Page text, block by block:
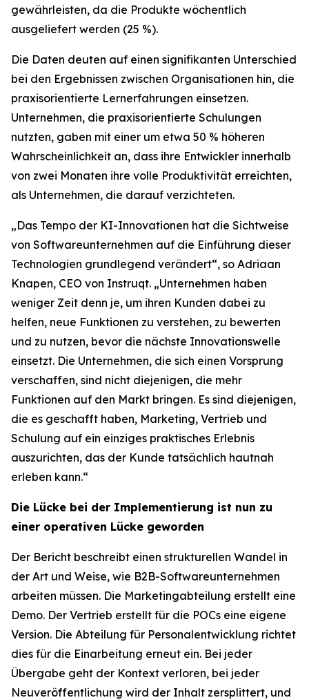
gewährleisten, da die Produkte wöchentlich
ausgeliefert werden (25 %).
Die Daten deuten auf einen signifikanten Unterschied
bei den Ergebnissen zwischen Organisationen hin, die
praxisorientierte Lernerfahrungen einsetzen.
Unternehmen, die praxisorientierte Schulungen
nutzten, gaben mit einer um etwa 50 % höheren
Wahrscheinlichkeit an, dass ihre Entwickler innerhalb
von zwei Monaten ihre volle Produktivität erreichten,
als Unternehmen, die darauf verzichteten.
„Das Tempo der KI-Innovationen hat die Sichtweise
von Softwareunternehmen auf die Einführung dieser
Technologien grundlegend verändert“, so Adriaan
Knapen, CEO von Instruqt. „Unternehmen haben
weniger Zeit denn je, um ihren Kunden dabei zu
helfen, neue Funktionen zu verstehen, zu bewerten
und zu nutzen, bevor die nächste Innovationswelle
einsetzt. Die Unternehmen, die sich einen Vorsprung
verschaffen, sind nicht diejenigen, die mehr
Funktionen auf den Markt bringen. Es sind diejenigen,
die es geschafft haben, Marketing, Vertrieb und
Schulung auf ein einziges praktisches Erlebnis
auszurichten, das der Kunde tatsächlich hautnah
erleben kann.“
Die Lücke bei der Implementierung ist nun zu
einer operativen Lücke geworden
Der Bericht beschreibt einen strukturellen Wandel in
der Art und Weise, wie B2B-Softwareunternehmen
arbeiten müssen. Die Marketingabteilung erstellt eine
Demo. Der Vertrieb erstellt für die POCs eine eigene
Version. Die Abteilung für Personalentwicklung richtet
dies für die Einarbeitung erneut ein. Bei jeder
Übergabe geht der Kontext verloren, bei jeder
Neuveröffentlichung wird der Inhalt zersplittert, und